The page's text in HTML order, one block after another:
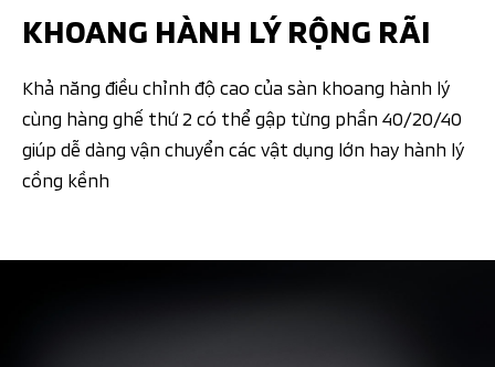
KHOANG HÀNH LÝ RỘNG RÃI
Khả năng điều chỉnh độ cao của sàn khoang hành lý
cùng hàng ghế thứ 2 có thể gập từng phần 40/20/40
giúp dễ dàng vận chuyển các vật dụng lớn hay hành lý
cồng kềnh